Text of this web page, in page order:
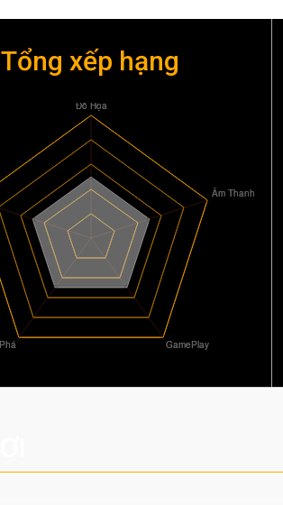
Tổng xếp hạng